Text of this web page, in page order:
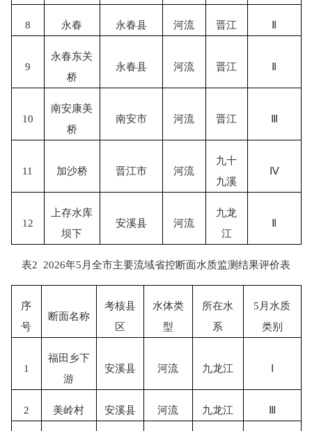
8 永春 永春县 河流 晋江 Ⅱ
9
永春东关
桥
永春县 河流 晋江 Ⅱ
10
南安康美
桥
南安市 河流 晋江 Ⅲ
11 加沙桥 晋江市 河流
九十
九溪
Ⅳ
12
上存水库
坝下
安溪县 河流
九龙
江
Ⅱ
表2 2026年5 月全市主要流域省控断面水质监测结果评价表
序
号
断面名称
考核县
区
水体类
型
所在水
系
5月水质
类别
1
福田乡下
游
安溪县 河流 九龙江
2 美岭村 安溪县 河流 九龙江